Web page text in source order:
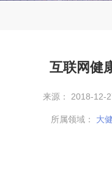
互联网健
来源： 2018-12-
所属领域： 大